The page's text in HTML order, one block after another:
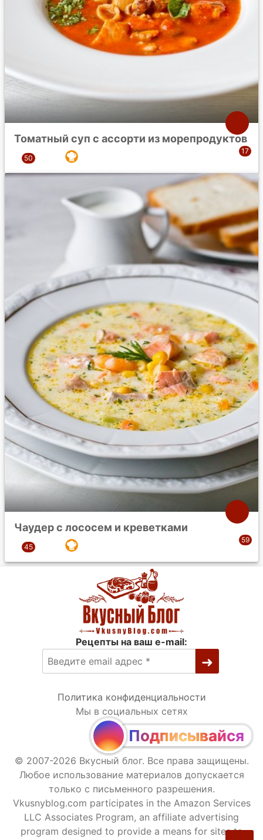
Томатный суп с ассорти из морепродуктов
Чаудер с лососем и креветками
Рецепты на ваш e-mail:
Политика конфиденциальности
Мы в социальных сетях
Подписывайся
© 2007-2026 Вкусный блог. Все права защищены.
Любое использование материалов допускается
только с письменного разрешения.
Vkusnyblog.com participates in the Amazon Services
LLC Associates Program, an affiliate advertising
program designed to provide a means for sites to